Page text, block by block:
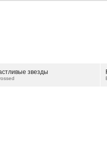
звезды